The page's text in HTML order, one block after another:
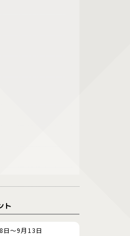
ト
日～9月13日